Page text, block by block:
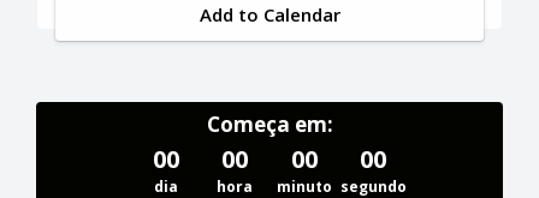
Add to Calendar
Começa em:
00
dia
00
hora
00
minuto
00
segundo